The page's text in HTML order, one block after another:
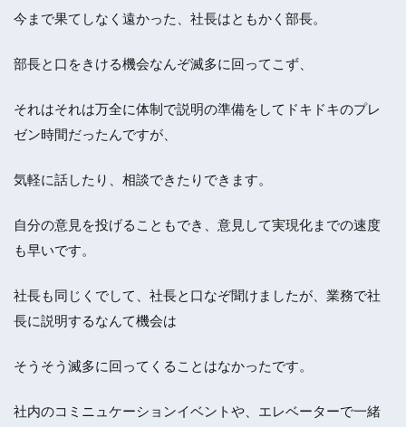
今まで果てしなく遠かった、社長はともかく部長。
部長と口をきける機会なんぞ滅多に回ってこず、
それはそれは万全に体制で説明の準備をしてドキドキのプレ
ゼン時間だったんですが、
気軽に話したり、相談できたりできます。
自分の意見を投げることもでき、意見して実現化までの速度
も早いです。
社長も同じくでして、社長と口なぞ聞けましたが、業務で社
長に説明するなんて機会は
そうそう滅多に回ってくることはなかったです。
社内のコミニュケーションイベントや、エレベーターで一緒